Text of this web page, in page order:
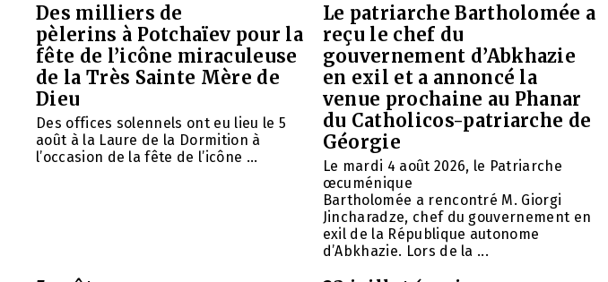
Des milliers de
pèlerins à Potchaïev pour la
fête de l’icône miraculeuse
de la Très Sainte Mère de
Dieu
Des offices solennels ont eu lieu le 5
août à la Laure de la Dormition à
l’occasion de la fête de l’icône ...
Le patriarche Bartholomée a
reçu le chef du
gouvernement d’Abkhazie
en exil et a annoncé la
venue prochaine au Phanar
du Catholicos-patriarche de
Géorgie
Le mardi 4 août 2026, le Patriarche
œcuménique
Bartholomée a rencontré M. Giorgi
Jincharadze, chef du gouvernement en
exil de la République autonome
d’Abkhazie. Lors de la ...